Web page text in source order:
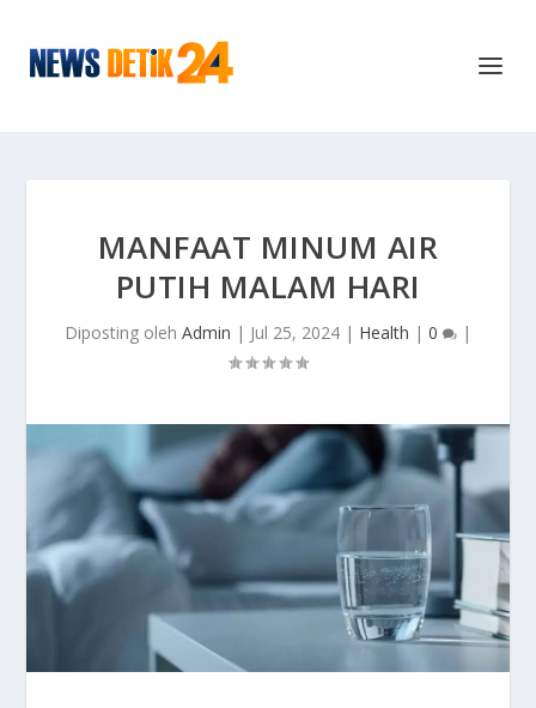
MANFAAT MINUM AIR
PUTIH MALAM HARI
Diposting oleh Admin | Jul 25, 2024 | Health | 0 |